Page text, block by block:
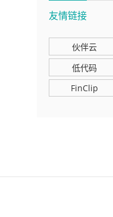
友情链接
伙伴云
低代码
FinClip